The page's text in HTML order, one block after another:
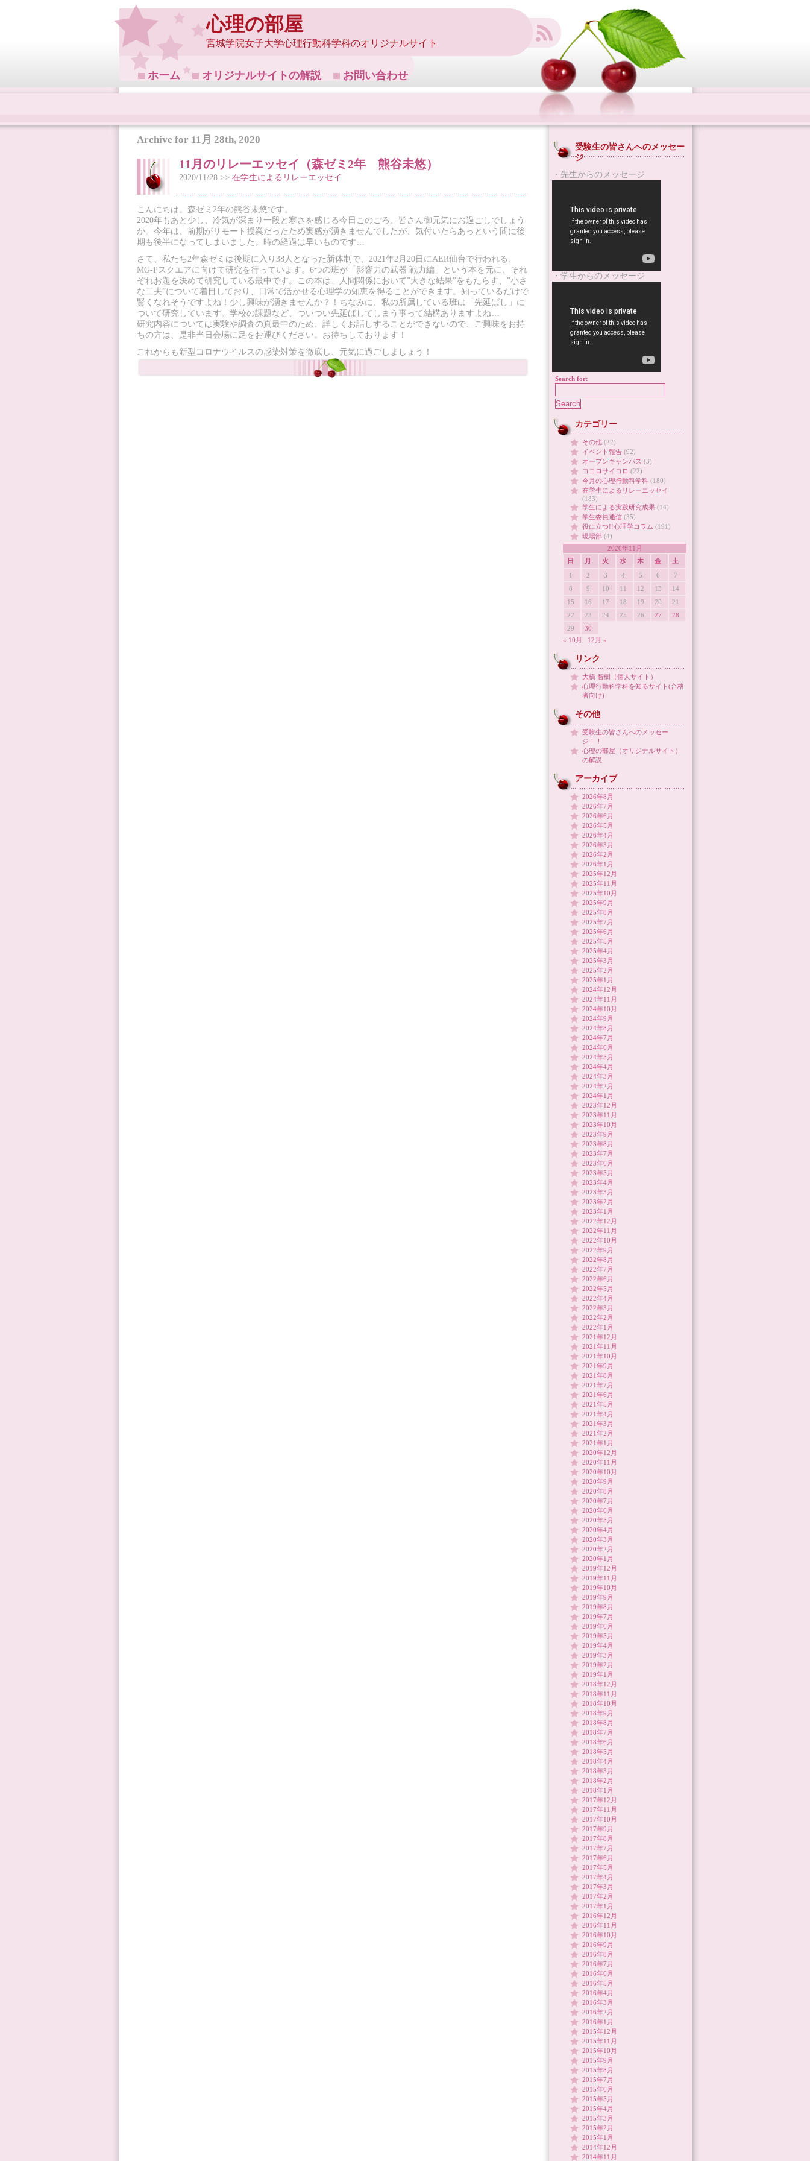
心理の部屋
宮城学院女子大学心理行動科学科のオリジナルサイト
ホーム オリジナルサイトの解説 お問い合わせ
Archive for 11月 28th, 2020
11月のリレーエッセイ（森ゼミ2年 熊谷未悠）
2020/11/28 >> 在学生によるリレーエッセイ
こんにちは。森ゼミ2年の熊谷未悠です。
2020年もあと少し、冷気が深まり一段と寒さを感じる今日このごろ、皆さん御元気にお過ごしでしょう
か。今年は、前期がリモート授業だったため実感が湧きませんでしたが、気付いたらあっという間に後
期も後半になってしまいました。時の経過は早いものです…
さて、私たち2年森ゼミは後期に入り38人となった新体制で、2021年2月20日にAER仙台で行われる、
MG-Pスクエアに向けて研究を行っています。6つの班が「影響力の武器 戦力編」という本を元に、それ
ぞれお題を決めて研究している最中です。この本は、人間関係において”大きな結果”をもたらす、”小さ
な工夫”について着目しており、日常で活かせる心理学の知恵を得ることができます。知っているだけで
賢くなれそうですよね！少し興味が湧きませんか？！ちなみに、私の所属している班は「先延ばし」に
ついて研究しています。学校の課題など、ついつい先延ばしてしまう事って結構ありますよね…
研究内容については実験や調査の真最中のため、詳しくお話しすることができないので、ご興味をお持
ちの方は、是非当日会場に足をお運びください。お待ちしております！
これからも新型コロナウイルスの感染対策を徹底し、元気に過ごしましょう！
受験生の皆さんへのメッセー
ジ
・先生からのメッセージ
・学生からのメッセージ
Search for:
カテゴリー
その他 (22)
イベント報告 (92)
オープンキャンパス (3)
ココロサイコロ (22)
今月の心理行動科学科 (180)
在学生によるリレーエッセイ
(183)
学生による実践研究成果 (14)
学生委員通信 (35)
役に立つ!!心理学コラム (191)
現場部 (4)
2020年11月
日
月 火 水 木 金
土
1
2 3 4 5 6
7
8
9 10 11 12 13
14
15
16 17 18 19 20
21
22
23 24 25 26 27
28
29
30
« 10月
12月 »
リンク
大橋 智樹（個人サイト）
心理行動科学科を知るサイト(合格
者向け)
その他
受験生の皆さんへのメッセー
ジ！！
心理の部屋（オリジナルサイト）
の解説
アーカイブ
2026年8月
2026年7月
2026年6月
2026年5月
2026年4月
2026年3月
2026年2月
2026年1月
2025年12月
2025年11月
2025年10月
2025年9月
2025年8月
2025年7月
2025年6月
2025年5月
2025年4月
2025年3月
2025年2月
2025年1月
2024年12月
2024年11月
2024年10月
2024年9月
2024年8月
2024年7月
2024年6月
2024年5月
2024年4月
2024年3月
2024年2月
2024年1月
2023年12月
2023年11月
2023年10月
2023年9月
2023年8月
2023年7月
2023年6月
2023年5月
2023年4月
2023年3月
2023年2月
2023年1月
2022年12月
2022年11月
2022年10月
2022年9月
2022年8月
2022年7月
2022年6月
2022年5月
2022年4月
2022年3月
2022年2月
2022年1月
2021年12月
2021年11月
2021年10月
2021年9月
2021年8月
2021年7月
2021年6月
2021年5月
2021年4月
2021年3月
2021年2月
2021年1月
2020年12月
2020年11月
2020年10月
2020年9月
2020年8月
2020年7月
2020年6月
2020年5月
2020年4月
2020年3月
2020年2月
2020年1月
2019年12月
2019年11月
2019年10月
2019年9月
2019年8月
2019年7月
2019年6月
2019年5月
2019年4月
2019年3月
2019年2月
2019年1月
2018年12月
2018年11月
2018年10月
2018年9月
2018年8月
2018年7月
2018年6月
2018年5月
2018年4月
2018年3月
2018年2月
2018年1月
2017年12月
2017年11月
2017年10月
2017年9月
2017年8月
2017年7月
2017年6月
2017年5月
2017年4月
2017年3月
2017年2月
2017年1月
2016年12月
2016年11月
2016年10月
2016年9月
2016年8月
2016年7月
2016年6月
2016年5月
2016年4月
2016年3月
2016年2月
2016年1月
2015年12月
2015年11月
2015年10月
2015年9月
2015年8月
2015年7月
2015年6月
2015年5月
2015年4月
2015年3月
2015年2月
2015年1月
2014年12月
2014年11月